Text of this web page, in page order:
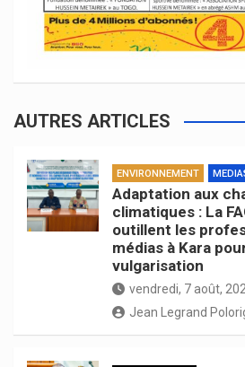
AUTRES ARTICLES
ENVIRONNEMENT
Adaptation aux
climatiques : La
outillent les
médias à Kara
vulgarisation
vendredi, 7 août,
Jean Legrand